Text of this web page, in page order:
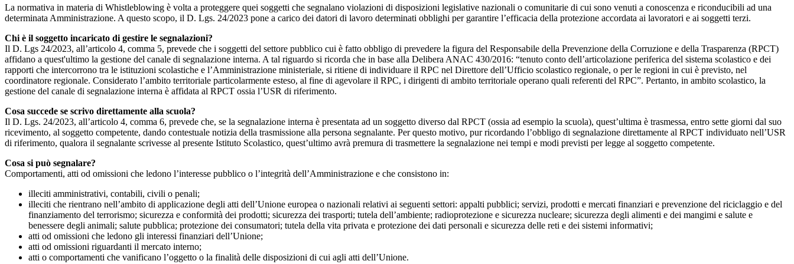
La normativa in materia di Whistleblowing è volta a proteggere quei soggetti che segnalano violazioni di disposizioni legislative nazionali o comunitarie di cui sono venuti a conoscenza e riconducibili ad una
determinata Amministrazione. A questo scopo, il D. Lgs. 24/2023 pone a carico dei datori di lavoro determinati obblighi per garantire l’efficacia della protezione accordata ai lavoratori e ai soggetti terzi.
Chi è il soggetto incaricato di gestire le segnalazioni?
Il D. Lgs 24/2023, all’articolo 4, comma 5, prevede che i soggetti del settore pubblico cui è fatto obbligo di prevedere la figura del Responsabile della Prevenzione della Corruzione e della Trasparenza (RPCT)
affidano a quest'ultimo la gestione del canale di segnalazione interna. A tal riguardo si ricorda che in base alla Delibera ANAC 430/2016: “tenuto conto dell’articolazione periferica del sistema scolastico e dei
rapporti che intercorrono tra le istituzioni scolastiche e l’Amministrazione ministeriale, si ritiene di individuare il RPC nel Direttore dell’Ufficio scolastico regionale, o per le regioni in cui è previsto, nel
coordinatore regionale. Considerato l’ambito territoriale particolarmente esteso, al fine di agevolare il RPC, i dirigenti di ambito territoriale operano quali referenti del RPC”. Pertanto, in ambito scolastico, la
gestione del canale di segnalazione interna è affidata al RPCT ossia l’USR di riferimento.
Cosa succede se scrivo direttamente alla scuola?
Il D. Lgs. 24/2023, all’articolo 4, comma 6, prevede che, se la segnalazione interna è presentata ad un soggetto diverso dal RPCT (ossia ad esempio la scuola), quest’ultima è trasmessa, entro sette giorni dal suo
ricevimento, al soggetto competente, dando contestuale notizia della trasmissione alla persona segnalante. Per questo motivo, pur ricordando l’obbligo di segnalazione direttamente al RPCT individuato nell’USR
di riferimento, qualora il segnalante scrivesse al presente Istituto Scolastico, quest’ultimo avrà premura di trasmettere la segnalazione nei tempi e modi previsti per legge al soggetto competente.
Cosa si può segnalare?
Comportamenti, atti od omissioni che ledono l’interesse pubblico o l’integrità dell’Amministrazione e che consistono in:
illeciti amministrativi, contabili, civili o penali;
illeciti che rientrano nell’ambito di applicazione degli atti dell’Unione europea o nazionali relativi ai seguenti settori: appalti pubblici; servizi, prodotti e mercati finanziari e prevenzione del riciclaggio e del
finanziamento del terrorismo; sicurezza e conformità dei prodotti; sicurezza dei trasporti; tutela dell’ambiente; radioprotezione e sicurezza nucleare; sicurezza degli alimenti e dei mangimi e salute e
benessere degli animali; salute pubblica; protezione dei consumatori; tutela della vita privata e protezione dei dati personali e sicurezza delle reti e dei sistemi informativi;
atti od omissioni che ledono gli interessi finanziari dell’Unione;
atti od omissioni riguardanti il mercato interno;
atti o comportamenti che vanificano l’oggetto o la finalità delle disposizioni di cui agli atti dell’Unione.